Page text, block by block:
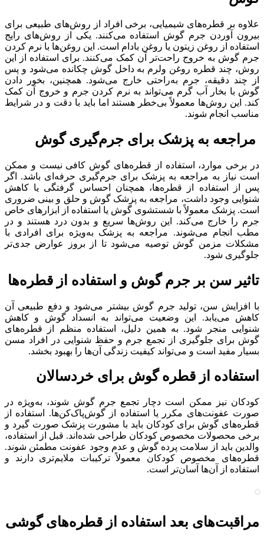
علاوه بر قطره‌های شیمیایی، برخی افراد از روش‌های طبیعی برای
بیرون آوردن جرم گوش استفاده می‌کنند. یکی از روش‌های رایج
استفاده از روغن زیتون یا روغن بادام است. این روغن‌ها با نرم کردن
جرم گوش به خروج راحت‌تر آن کمک می‌کنند. برای استفاده از این
روش، چند قطره روغن ولرم به داخل گوش چکانده می‌شود و پس
از چند دقیقه، جرم به‌راحتی خارج می‌شود. همچنین، بخور دادن
گوش با بخار آب گرم می‌تواند به نرم کردن جرم و خروج آن کمک
کند. این روش‌ها معمولاً بی‌خطر هستند اما باید با دقت و در شرایط
مناسب انجام شوند.
مراجعه به پزشک برای جرم‌گیری گوش
در برخی موارد، استفاده از قطره‌های گوش کافی نیست و ممکن
است نیاز به مراجعه به پزشک برای جرم‌گیری حرفه‌ای باشد. اگر
پس از استفاده از قطره‌ها، همچنان احساس گرفتگی یا کاهش
شنوایی وجود داشت، مراجعه به پزشک گوش و حلق و بینی ضروری
است. پزشک معمولاً با شستشوی گوش یا استفاده از ابزارهای خاص
جرم را خارج می‌کند. این روش‌ها سریع و بدون درد هستند و در
مطب انجام می‌شوند. مراجعه به پزشک به‌ویژه برای افرادی با
مشکلات مزمن گوش توصیه می‌شود تا از بروز عوارض جدی‌تر
جلوگیری شود.
تاثیر سن بر جرم گوش و استفاده از قطره‌ها
با افزایش سن، تولید جرم گوش بیشتر می‌شود و دفع طبیعی آن
کاهش می‌یابد. این وضعیت می‌تواند به انسداد گوش و کاهش
شنوایی منجر شود. به همین دلیل، استفاده منظم از قطره‌های
گوش برای جلوگیری از تجمع جرم و حفظ شنوایی در افراد مسن
بسیار مفید است و می‌تواند کیفیت زندگی آن‌ها را بهبود بخشد.
استفاده از قطره‌ گوش برای خردسالان
کودکان نیز ممکن است دچار تجمع جرم گوش شوند، به‌ویژه در
صورت عفونت‌های مکرر یا استفاده از گوش‌پاک‌کن‌ها. استفاده از
قطره‌های گوش برای کودکان باید با مشورت پزشک صورت گیرد و
برخی محصولات مخصوص کودکان طراحی شده‌اند. قبل از استفاده،
والدین باید از سلامت پرده گوش و عدم وجود عفونت مطمئن شوند.
قطره‌های مخصوص کودکان معمولاً ترکیبات ملایم‌تری دارند و
استفاده از آن‌ها آسان‌تر است.
مراقبت‌های بعد استفاده از قطره‌های گوشی